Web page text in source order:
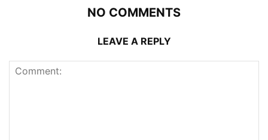
NO COMMENTS
LEAVE A REPLY